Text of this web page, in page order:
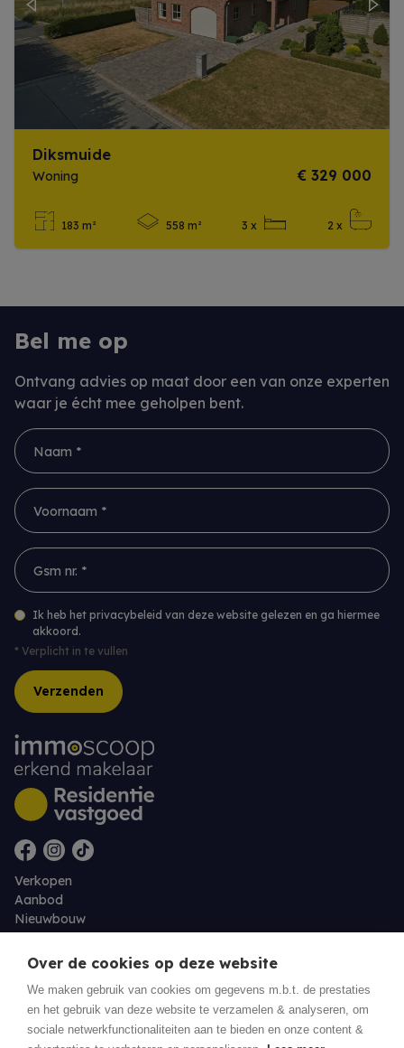
Previous Next
Diksmuide
Woning € 329 000
183 m² 558 m² 3 x 2 x
Bel me op
Ontvang advies op maat door een van onze experten
waar je écht mee geholpen bent.
Naam *
Voornaam *
Gsm nr. *
Ik heb het privacybeleid van deze website gelezen en ga hiermee
akkoord.
* Verplicht in te vullen
Verzenden
Verkopen
Aanbod
Nieuwbouw
Over ons
Contact
Eigenaarslogin
Over de cookies op deze website
We maken gebruik van cookies om gegevens m.b.t. de prestaties
en het gebruik van deze website te verzamelen & analyseren, om
sociale netwerkfunctionaliteiten aan te bieden en onze content &